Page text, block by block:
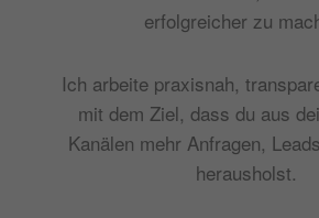
erfolgreicher zu
Ich arbeite praxisnah,
mit dem Ziel, dass du aus
Kanälen mehr Anfragen,
herausholst.